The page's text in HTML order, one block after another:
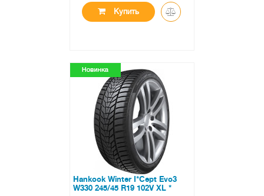
Купить
●в наличии
0 отзывов
Hankook Winter I*Cept Evo3
W330 245/45 R19 102V XL *